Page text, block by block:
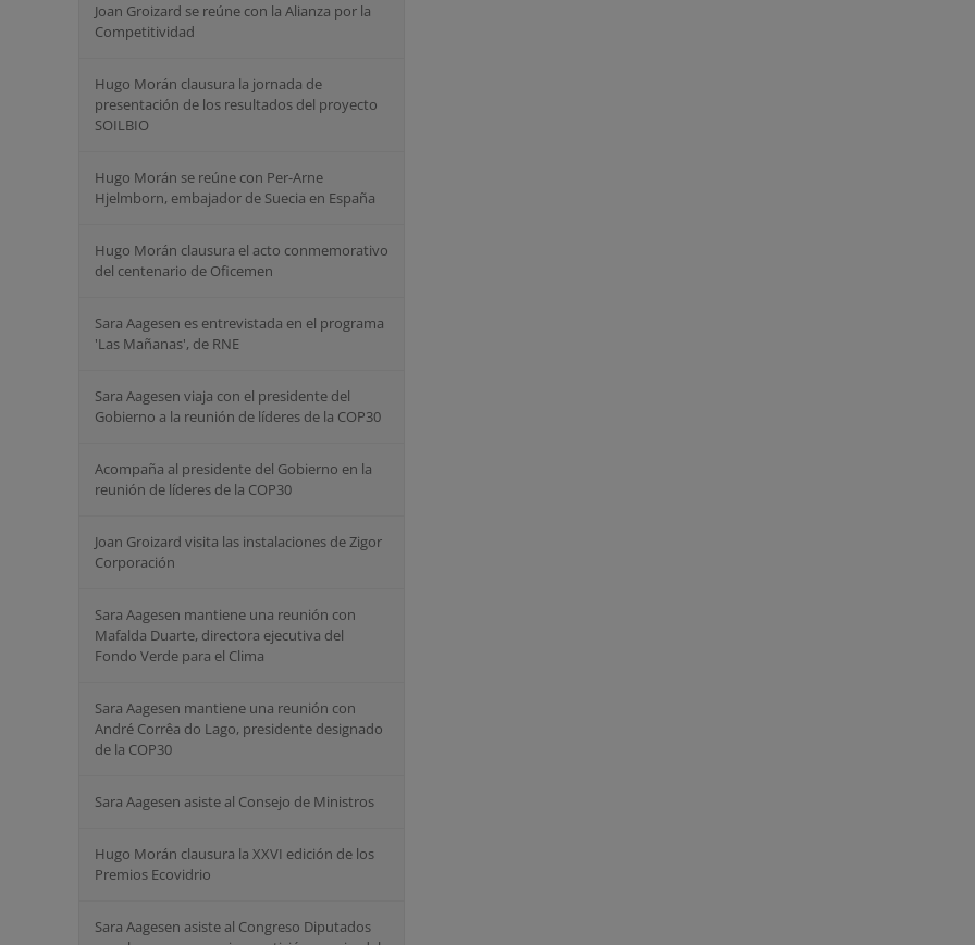
Joan Groizard se reúne con la Alianza por la
Competitividad
Hugo Morán clausura la jornada de
presentación de los resultados del proyecto
SOILBIO
Hugo Morán se reúne con Per-Arne
Hjelmborn, embajador de Suecia en España
Hugo Morán clausura el acto conmemorativo
del centenario de Oficemen
Sara Aagesen es entrevistada en el programa
'Las Mañanas', de RNE
Sara Aagesen viaja con el presidente del
Gobierno a la reunión de líderes de la COP30
Acompaña al presidente del Gobierno en la
reunión de líderes de la COP30
Joan Groizard visita las instalaciones de Zigor
Corporación
Sara Aagesen mantiene una reunión con
Mafalda Duarte, directora ejecutiva del
Fondo Verde para el Clima
Sara Aagesen mantiene una reunión con
André Corrêa do Lago, presidente designado
de la COP30
Sara Aagesen asiste al Consejo de Ministros
Hugo Morán clausura la XXVI edición de los
Premios Ecovidrio
Sara Aagesen asiste al Congreso Diputados